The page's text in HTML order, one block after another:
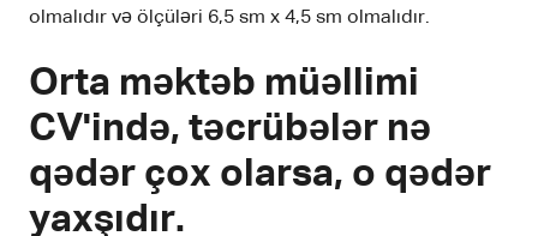
olmalıdır və ölçüləri 6,5 sm x 4,5 sm olmalıdır.
Orta məktəb müəllimi
CV'ində, təcrübələr nə
qədər çox olarsa, o qədər
yaxşıdır.